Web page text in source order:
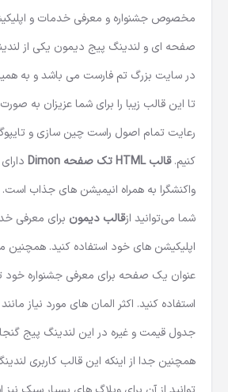
مخصوص جشنواره و معرفی خدمات و
صفحه ای و لندینگ پیج دیمون یکی از
در سایت بزرگ تم فارست می باشد و به
تا این قالب زیبا را برای شما عزیزان به صورت
رعایت تمام اصول راست چین سازی و
کنیم.قالب HTML تک صفحه Dimon
واکنشگرا به همراه انیمیشن های جذاب است.
شما می‌توانید ازقالب دیمون برای معرفی
اپلیکیشن های خود استفاده کنید. همچنین
عنوان یک صفحه برای معرفی جشنواره خود
استفاده کنید. اکثر المان های مورد نیاز
جدول قیمت و غیره در این لندینگ پیج
همچنین جدا از اینکه این قالب کاربری